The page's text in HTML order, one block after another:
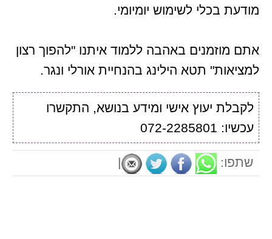
מודעת בכלי לשימוש יומיומי.
אתם מוזמנים באהבה ללמוד איתנו "להפוך רצון
למציאות" תטא הילינג בהנחיית אורלי ונגר.
לקבלת יעוץ אישי ומידע בנושא, התקשרו
עכשיו: 072-2285801
שתפו: |